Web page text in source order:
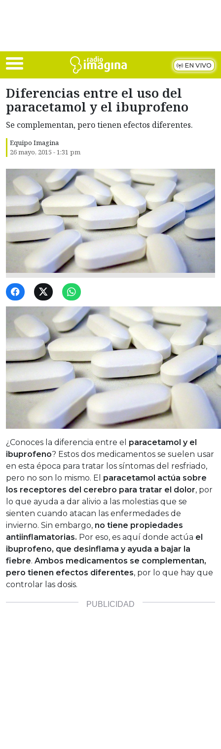
EN VIVO
Diferencias entre el uso del
paracetamol y el ibuprofeno
Se complementan, pero tienen efectos diferentes.
Equipo Imagina
26 mayo, 2015 - 1:31 pm
¿Conoces la diferencia entre el paracetamol y el
ibuprofeno? Estos dos medicamentos se suelen usar
en esta época para tratar los síntomas del resfriado,
pero no son lo mismo. El paracetamol actúa sobre
los receptores del cerebro para tratar el dolor, por
lo que ayuda a dar alivio a las molestias que se
sienten cuando atacan las enfermedades de
invierno. Sin embargo, no tiene propiedades
antiinflamatorias. Por eso, es aquí donde actúa el
ibuprofeno, que desinflama y ayuda a bajar la
fiebre. Ambos medicamentos se complementan,
pero tienen efectos diferentes, por lo que hay que
controlar las dosis.